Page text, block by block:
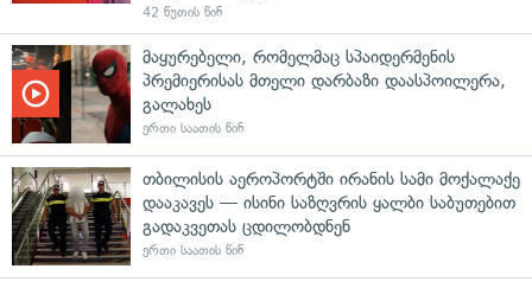
42 წუთის წინ
მაყურებელი, რომელმაც სპაიდერმენის
პრემიერისას მთელი დარბაზი დაასპოილერა,
გალახეს
ერთი საათის წინ
თბილისის აეროპორტში ირანის სამი მოქალაქე
დააკავეს — ისინი საზღვრის ყალბი საბუთებით
გადაკვეთას ცდილობდნენ
ერთი საათის წინ